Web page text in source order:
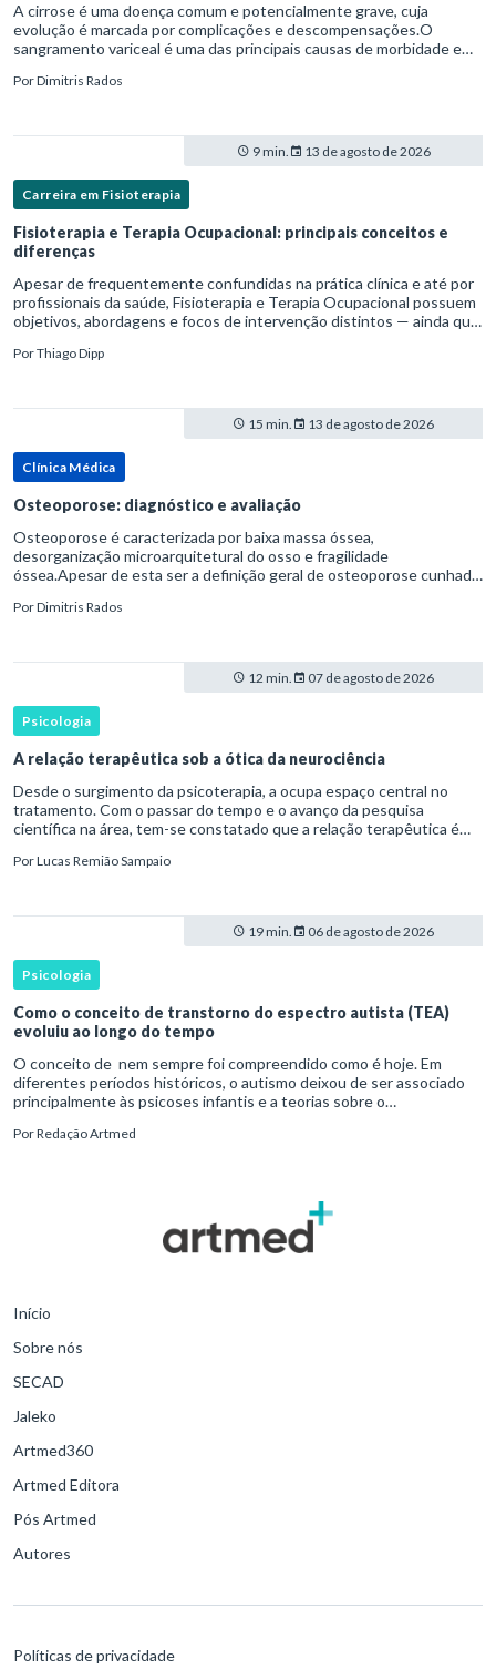
A cirrose é uma doença comum e potencialmente grave, cuja
evolução é marcada por complicações e descompensações.O
sangramento variceal é uma das principais causas de morbidade e
hipertensão port
PorDimitris Rados
9 min. 13 de agosto de 2026
Carreira em Fisioterapia
Fisioterapia e Terapia Ocupacional: principais conceitos e
diferenças
Apesar de frequentemente confundidas na prática clínica e até por
profissionais da saúde, Fisioterapia e Terapia Ocupacional possuem
objetivos, abordagens e focos de intervenção distintos — ainda que
PorThiago Dipp
15 min. 13 de agosto de 2026
Clínica Médica
Osteoporose: diagnóstico e avaliação
Osteoporose é caracterizada por baixa massa óssea,
desorganização microarquitetural do osso e fragilidade
óssea.Apesar de esta ser a definição geral de osteoporose cunhada
patofisiológico, e não c
PorDimitris Rados
12 min. 07 de agosto de 2026
Psicologia
A relação terapêutica sob a ótica da neurociência
Desde o surgimento da psicoterapia, a ocupa espaço central no
tratamento. Com o passar do tempo e o avanço da pesquisa
científica na área, tem-se constatado que a relação terapêutica é
PorLucas Remião Sampaio
19 min. 06 de agosto de 2026
Psicologia
Como o conceito de transtorno do espectro autista (TEA)
evoluiu ao longo do tempo
O conceito de nem sempre foi compreendido como é hoje. Em
diferentes períodos históricos, o autismo deixou de ser associado
principalmente às psicoses infantis e a teorias sobre o
transtorno do des
PorRedação Artmed
Início
Sobre nós
SECAD
Jaleko
Artmed360
Artmed Editora
Pós Artmed
Autores
Políticas de privacidade